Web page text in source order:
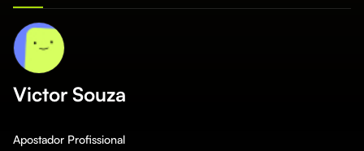
Victor Souza
Apostador Profissional